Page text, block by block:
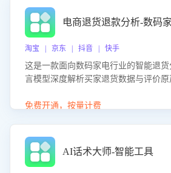
电商退货退款分析-数码
淘宝 | 京东 | 抖音 | 快手
这是一款面向数码家电行业的智能退
言模型深度解析买家退货数据与评价
改进建议，通过挖掘用户痛点驱动产品
免费开通，按量计费
AI话术大师-智能工具